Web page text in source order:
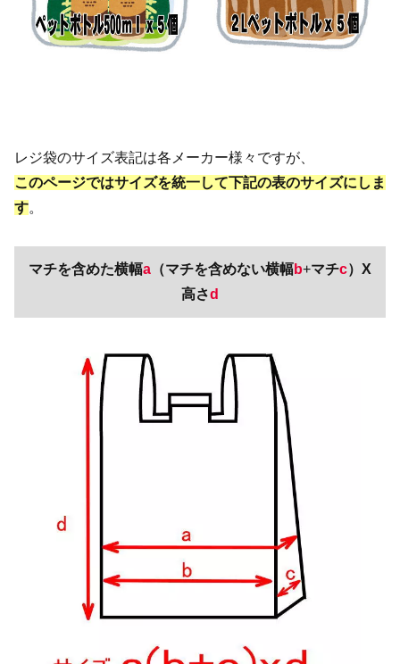
レジ袋のサイズ表記は各メーカー様々ですが、
このページではサイズを統一して下記の表のサイズにしま
す。
マチを含めた横幅a （マチを含めない横幅b+マチc）X
高さd